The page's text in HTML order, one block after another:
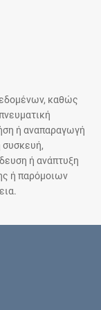
καθώς
ή αναπαραγωγή
συσκευή,
ή ανάπτυξη
ή παρόμοιων